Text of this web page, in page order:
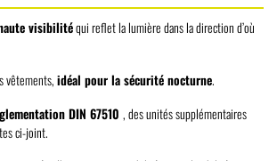
visibilitéqui reflet la lumière dans la direction d’où
vêtements,idéal pour la sécurité nocturne.
DIN 67510 , des unités supplémentaires
ci-joint.